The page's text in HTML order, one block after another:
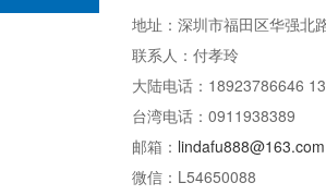
地址：深圳市福田区华强北
联系人：付孝玲
大陆电话：18923786646
台湾电话：0911938389
邮箱： lindafu888@163.com
微信：L54650088